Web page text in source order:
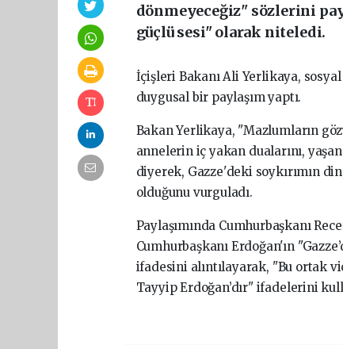
dönmeyeceğiz" sözlerini
güçlü sesi" olarak niteledi.
İçişleri BakanıAliYerlikaya, sosyal
duygusal bir paylaşımyaptı.
BakanYerlikaya, "Mazlumların
annelerin içyakan dualarını,
diyerek, Gazze'deki soykırımın
olduğunu vurguladı.
Paylaşımında Cumhurbaşkanı
Cumhurbaşkanı Erdoğan'ın
ifadesini alıntılayarak, "Bu ortak
TayyipErdoğan’dır" ifadelerini